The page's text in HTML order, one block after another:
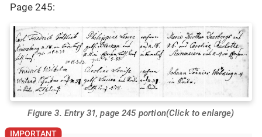
Page 245:
Figure 3. Entry 31, page 245 portion(Click to enlarge)